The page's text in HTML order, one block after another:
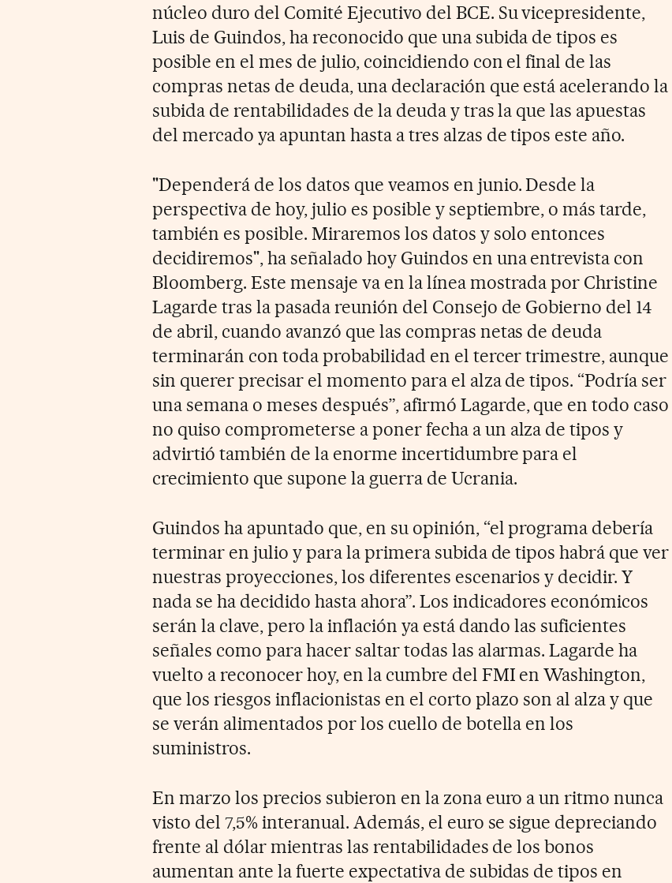
núcleo duro del Comité Ejecutivo del BCE. Su vicepresidente,
Luis de Guindos, ha reconocido que una subida de tipos es
posible en el mes de julio, coincidiendo con el final de las
compras netas de deuda, una declaración que está acelerando la
subida de rentabilidades de la deuda y tras la que las apuestas
del mercado ya apuntan hasta a tres alzas de tipos este año.
"Dependerá de los datos que veamos en junio. Desde la
perspectiva de hoy, julio es posible y septiembre, o más tarde,
también es posible. Miraremos los datos y solo entonces
decidiremos", ha señalado hoy Guindos en una entrevista con
Bloomberg. Este mensaje va en la línea mostrada por Christine
Lagarde tras la pasada reunión del Consejo de Gobierno del 14
de abril, cuando avanzó que las compras netas de deuda
terminarán con toda probabilidad en el tercer trimestre, aunque
sin querer precisar el momento para el alza de tipos. “Podría ser
una semana o meses después”, afirmó Lagarde, que en todo caso
no quiso comprometerse a poner fecha a un alza de tipos y
advirtió también de la enorme incertidumbre para el
crecimiento que supone la guerra de Ucrania.
Guindos ha apuntado que, en su opinión, “el programa debería
terminar en julio y para la primera subida de tipos habrá que ver
nuestras proyecciones, los diferentes escenarios y decidir. Y
nada se ha decidido hasta ahora”. Los indicadores económicos
serán la clave, pero la inflación ya está dando las suficientes
señales como para hacer saltar todas las alarmas. Lagarde ha
vuelto a reconocer hoy, en la cumbre del FMI en Washington,
que los riesgos inflacionistas en el corto plazo son al alza y que
se verán alimentados por los cuello de botella en los
suministros.
En marzo los precios subieron en la zona euro a un ritmo nunca
visto del 7,5% interanual. Además, el euro se sigue depreciando
frente al dólar mientras las rentabilidades de los bonos
aumentan ante la fuerte expectativa de subidas de tipos en